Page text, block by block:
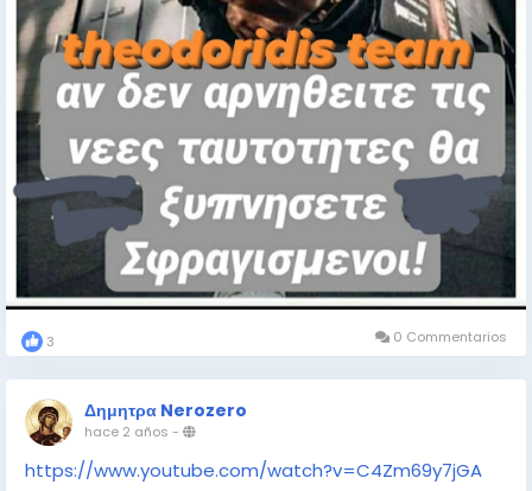
3 0 Commentarios
Δημητρα Nerozero
hace 2 años -
https://www.youtube.com/watch?v=C4Zm69y7jGA